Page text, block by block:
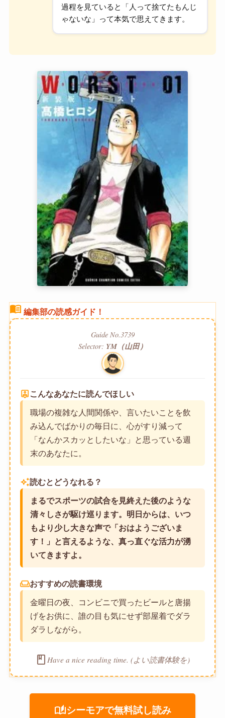
過程を見ていると「人って捨てたもんじ
ゃないな」って本気で思えてきます。
menu_book 編集部の読感ガイド！
Guide No.3739
Selector: YM（山田）
person_pin こんなあなたに読んでほしい
職場の複雑な人間関係や、言いたいことを飲
み込んでばかりの毎日に、心がすり減って
「なんかスカッとしたいな」と思っている週
末のあなたに。
auto_awesome読むとどうなれる？
まるでスポーツの試合を見終えた後のような
清々しさが駆け巡ります。明日からは、いつ
もより少し大きな声で「おはようございま
す！」と言えるような、真っ直ぐな活力が湧
いてきますよ。
weekendおすすめの読書環境
金曜日の夜、コンビニで買ったビールと唐揚
げをお供に、誰の目も気にせず部屋着でダラ
ダラしながら。
book Have a nice reading time. (よい読書体験を)
auto_storiesシーモアで無料試し読み